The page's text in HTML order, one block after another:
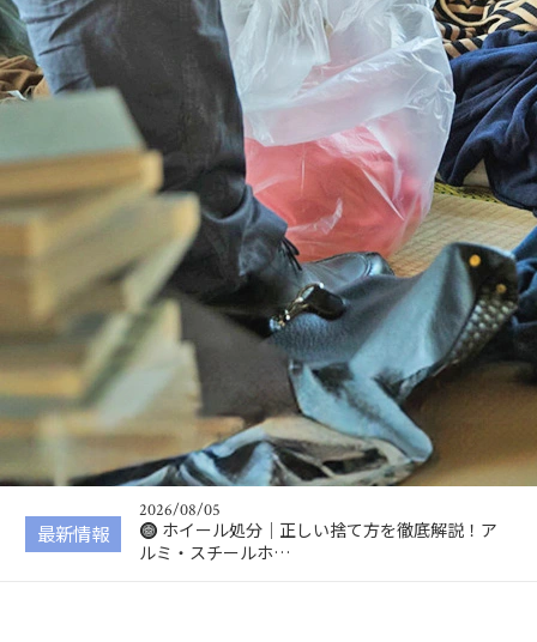
最新情報
2026/08/02
ドローン処分｜正しい捨て方を徹底解説！安
全な処分方法・バ…
2026/08/06
キックボード処分｜正しい捨て方を徹底解
説！電動キックボー…
2026/08/05
ホイール処分｜正しい捨て方を徹底解説！ア
ルミ・スチールホ…